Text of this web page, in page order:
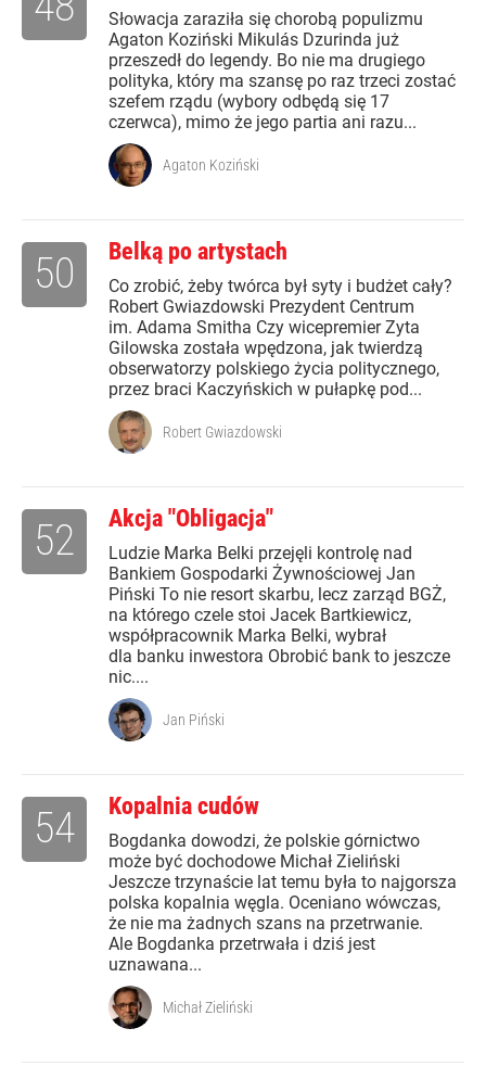
Słowacja zaraziła się chorobą populizmu
Agaton Koziński Mikulás Dzurinda już
przeszedł do legendy. Bo nie ma drugiego
polityka, który ma szansę po raz trzeci zostać
szefem rządu (wybory odbędą się 17
czerwca), mimo że jego partia ani razu...
Agaton Koziński
Belką po artystach
Co zrobić, żeby twórca był syty i budżet cały?
Robert Gwiazdowski Prezydent Centrum
im. Adama Smitha Czy wicepremier Zyta
Gilowska została wpędzona, jak twierdzą
obserwatorzy polskiego życia politycznego,
przez braci Kaczyńskich w pułapkę pod...
50
Robert Gwiazdowski
Akcja "Obligacja"
Ludzie Marka Belki przejęli kontrolę nad
Bankiem Gospodarki Żywnościowej Jan
Piński To nie resort skarbu, lecz zarząd BGŻ,
na którego czele stoi Jacek Bartkiewicz,
współpracownik Marka Belki, wybrał
dla banku inwestora Obrobić bank to jeszcze
nic....
52
Jan Piński
Kopalnia cudów
Bogdanka dowodzi, że polskie górnictwo
może być dochodowe Michał Zieliński
Jeszcze trzynaście lat temu była to najgorsza
polska kopalnia węgla. Oceniano wówczas,
że nie ma żadnych szans na przetrwanie.
Ale Bogdanka przetrwała i dziś jest
uznawana...
54
Michał Zieliński